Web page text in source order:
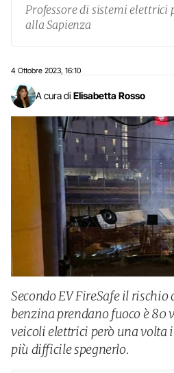
Professore di sistemi elettrici
alla Sapienza
4 Ottobre 2023 16:10
A cura di Elisabetta Rosso
Secondo EV FireSafe il rischio
benzina prendano fuoco è 80
veicoli elettrici però una volta
più difficile spegnerlo.